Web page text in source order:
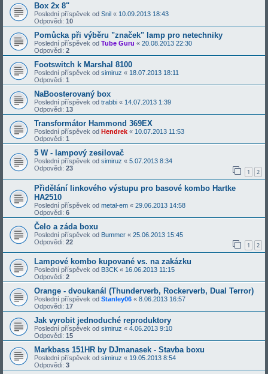
Box 2x 8"
Poslední příspěvek od Snil « 10.09.2013 18:43
Odpovědi: 10
Pomůcka při výběru "značek" lamp pro netechniky
Poslední příspěvek od Tube Guru « 20.08.2013 22:30
Odpovědi: 2
Footswitch k Marshal 8100
Poslední příspěvek od simiruz « 18.07.2013 18:11
Odpovědi: 1
NaBoosterovaný box
Poslední příspěvek od trabbi « 14.07.2013 1:39
Odpovědi: 13
Transformátor Hammond 369EX
Poslední příspěvek od Hendrek « 10.07.2013 11:53
Odpovědi: 1
5 W - lampový zesilovač
Poslední příspěvek od simiruz « 5.07.2013 8:34
Odpovědi: 23 1 2
Přidělání linkového výstupu pro basové kombo Hartke
HA2510
Poslední příspěvek od metal-em « 29.06.2013 14:58
Odpovědi: 6
Čelo a záda boxu
Poslední příspěvek od Bummer « 25.06.2013 15:45
Odpovědi: 22 1 2
Lampové kombo kupované vs. na zakázku
Poslední příspěvek od B3CK « 16.06.2013 11:15
Odpovědi: 2
Orange - dvoukanál (Thunderverb, Rockerverb, Dual Terror)
Poslední příspěvek od Stanley06 « 8.06.2013 16:57
Odpovědi: 17
Jak vyrobit jednoduché reproduktory
Poslední příspěvek od simiruz « 4.06.2013 9:10
Odpovědi: 15
Markbass 151HR by DJmanasek - Stavba boxu
Poslední příspěvek od simiruz « 19.05.2013 8:54
Odpovědi: 3